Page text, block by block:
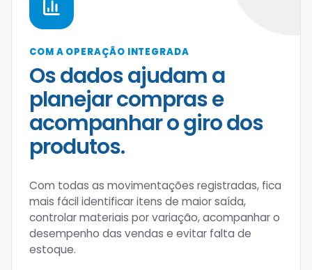
COM A OPERAÇÃO INTEGRADA
Os dados ajudam a
planejar compras e
acompanhar o giro dos
produtos.
Com todas as movimentações registradas, fica
mais fácil identificar itens de maior saída,
controlar materiais por variação, acompanhar o
desempenho das vendas e evitar falta de
estoque.